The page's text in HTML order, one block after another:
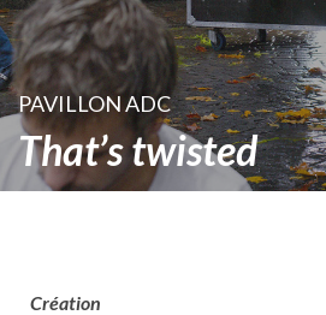
PAVILLON ADC
That’s twisted
Création